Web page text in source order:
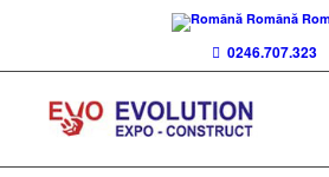
Română
0246.707.323